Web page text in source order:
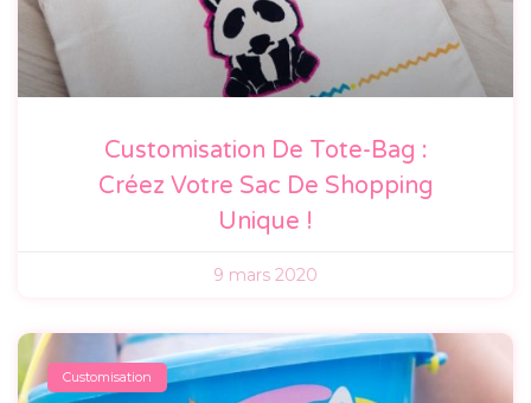
Customisation De Tote-Bag :
Créez Votre Sac De Shopping
Unique !
9 mars 2020
Customisation